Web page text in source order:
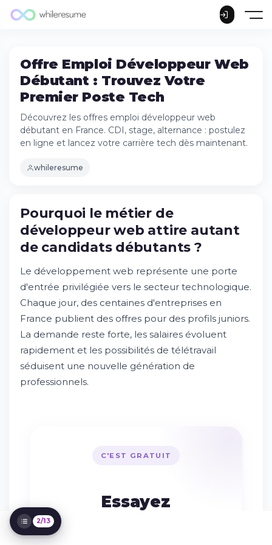
Offre Emploi Développeur Web
Débutant : Trouvez Votre
Premier Poste Tech
Découvrez les offres emploi développeur web
débutant en France. CDI, stage, alternance : postulez
en ligne et lancez votre carrière tech dès maintenant.
whileresume
Pourquoi le métier de développeur web
attire autant de candidats débutants ?
Essayez Whileresume
Les différents types de contrat proposés
Où trouver les meilleures offres emploi
développeur web débutant ?
Les villes françaises qui recrutent le plus de
développeurs juniors
Comment optimiser votre candidature
pour décrocher un entretien ?
Les technologies les plus demandées dans
développeur débutant
Conseils pratiques pour réussir vos
Postulez maintenant et lancez votre
carrière tech
2/13
Pourquoi le métier de
développeur web attire autant
de candidats débutants ?
Le développement web représente une porte
d'entrée privilégiée vers le secteur technologique.
Chaque jour, des centaines d'entreprises en
France publient des offres pour des profils juniors.
La demande reste forte, les salaires évoluent
rapidement et les possibilités de télétravail
séduisent une nouvelle génération de
professionnels.
C'EST GRATUIT
Essayez